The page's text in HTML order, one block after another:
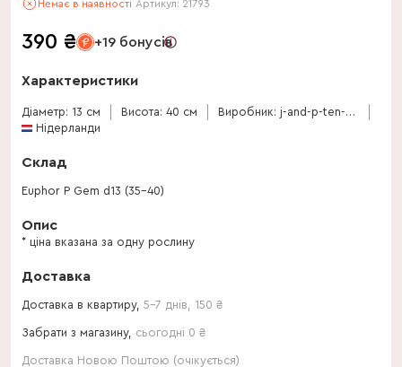
Немає в наявності Артикул: 21793
390 ₴ +19 бонусів
Характеристики
Діаметр: 13 см Висота: 40 см
Виробник: j-and-p-ten-have
Нідерланди
Склад
Euphor P Gem d13 (35-40)
Опис
* ціна вказана за одну рослину
Доставка
Доставка в квартиру, 5-7 днів 150 ₴
Забрати з магазину, сьогодні 0 ₴
Доставка Новою Поштою (очікується)